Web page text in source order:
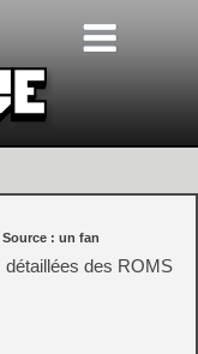
Source : un fan
détaillées des ROMS